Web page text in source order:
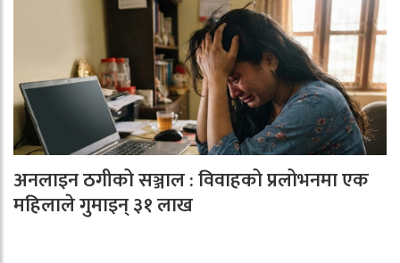
अनलाइन ठगीको सञ्जाल : विवाहको प्रलोभनमा एक
महिलाले गुमाइन् ३१ लाख